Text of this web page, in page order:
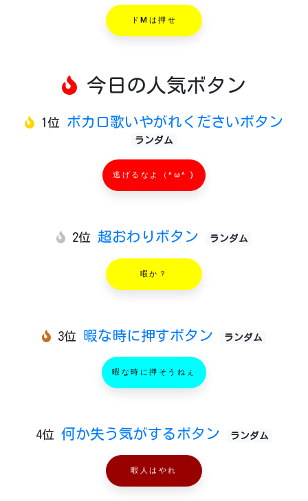
ドMは押せ
今日の人気ボタン
1位 ボカロ歌いやがれくださいボタン
ランダム
逃げるなよ（^ω^ )
2位 超おわりボタン ランダム
暇か？
3位 暇な時に押すボタン ランダム
暇な時に押そうねぇ
4位 何か失う気がするボタン ランダム
暇人はやれ